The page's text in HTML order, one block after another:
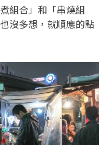
組合」和「串燒組
沒多想，就順應的點